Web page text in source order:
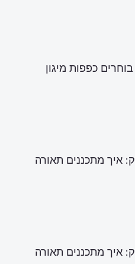
כפפות מיגון
איך מתכננים תאורה
איך מתכננים תאורה